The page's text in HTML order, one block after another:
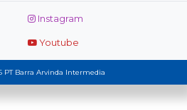
Instagram
Youtube
PT Barra Arvinda Intermedia